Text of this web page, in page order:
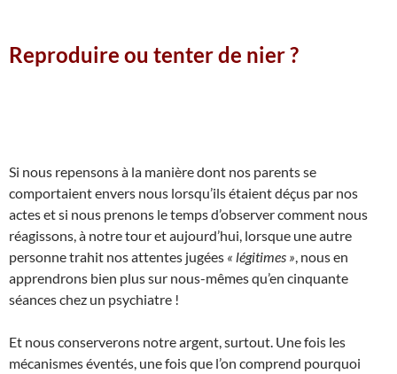
Reproduire ou tenter de nier ?
Si nous repensons à la manière dont nos parents se
comportaient envers nous lorsqu’ils étaient déçus par nos
actes et si nous prenons le temps d’observer comment nous
réagissons, à notre tour et aujourd’hui, lorsque une autre
personne trahit nos attentes jugées « légitimes » , nous en
apprendrons bien plus sur nous-mêmes qu’en cinquante
séances chez un psychiatre !
Et nous conserverons notre argent, surtout. Une fois les
mécanismes éventés, une fois que l’on comprend pourquoi